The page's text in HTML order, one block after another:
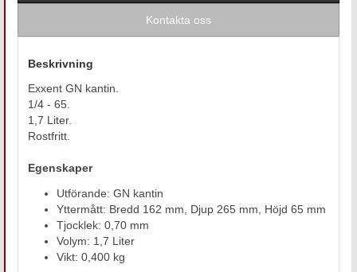
Kontakta oss
Beskrivning
Exxent GN kantin.
1/4 - 65.
1,7 Liter.
Rostfritt.
Egenskaper
Utförande: GN kantin
Yttermått: Bredd 162 mm, Djup 265 mm, Höjd 65 mm
Tjocklek: 0,70 mm
Volym: 1,7 Liter
Vikt: 0,400 kg